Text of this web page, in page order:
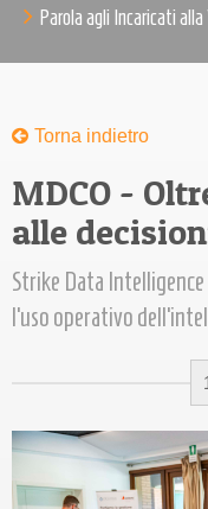
Parola agli Incaricati
Torna indietro
MDCO -
alle
Strike Data
l’uso operativo